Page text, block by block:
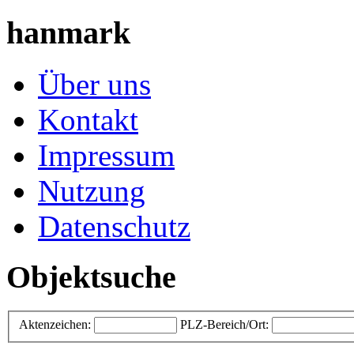
hanmark
Über uns
Kontakt
Impressum
Nutzung
Datenschutz
Objektsuche
Aktenzeichen: PLZ-Bereich/Ort: